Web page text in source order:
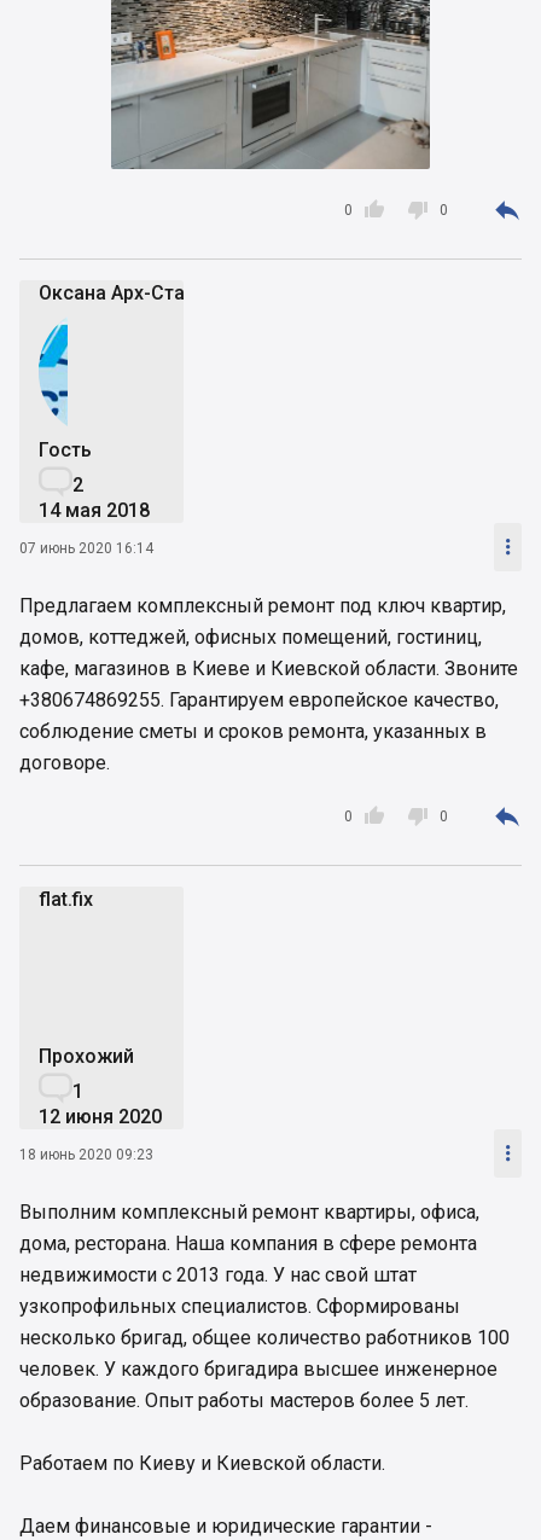

0  0 
Оксана Арх-Стайл
Гость
2
14 мая 2018
07 июнь 2020 16:14 
Предлагаем комплексный ремонт под ключ квартир,
домов, коттеджей, офисных помещений, гостиниц,
кафе, магазинов в Киеве и Киевской области. Звоните
+380674869255. Гарантируем европейское качество,
соблюдение сметы и сроков ремонта, указанных в
договоре.

0  0 
flat.fix
Прохожий
1
12 июня 2020
18 июнь 2020 09:23 
Выполним комплексный ремонт квартиры, офиса,
дома, ресторана. Наша компания в сфере ремонта
недвижимости с 2013 года. У нас свой штат
узкопрофильных специалистов. Сформированы
несколько бригад, общее количество работников 100
человек. У каждого бригадира высшее инженерное
образование. Опыт работы мастеров более 5 лет.
Работаем по Киеву и Киевской области.
Даем финансовые и юридические гарантии -